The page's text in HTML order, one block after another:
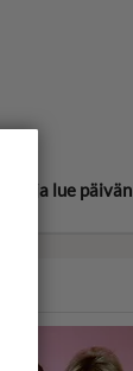
ja lue päivän